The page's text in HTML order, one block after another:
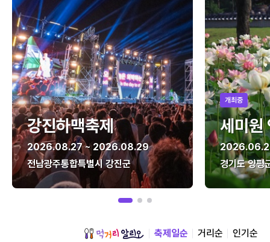
강진하맥축제
2026.08.27 ~ 2026.08.29
전남광주통합특별시 강진군
개최중
세미원
경기도 양평
축제일순 거리순 인기순